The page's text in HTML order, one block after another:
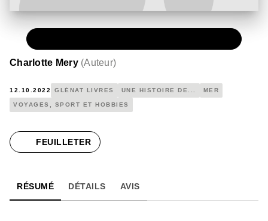
Charlotte Mery (Auteur)
12.10.2022 GLÉNAT LIVRES UNE HISTOIRE DE... MER
VOYAGES, SPORT ET HOBBIES
FEUILLETER
RÉSUMÉ DÉTAILS AVIS